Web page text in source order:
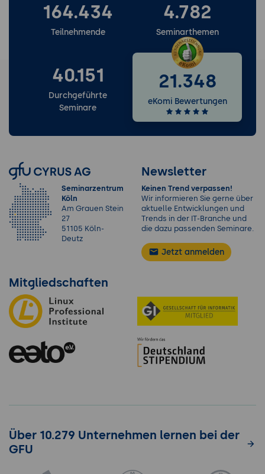
164.434
Teilnehmende
4.782
Seminarthemen
40.151
Durchgeführte
Seminare
21.348
eKomi Bewertungen
Seminarzentrum
Köln
Am Grauen Stein
27
51105 Köln-
Deutz
Newsletter
Keinen Trend verpassen!
Wir informieren Sie gerne über
aktuelle Entwicklungen und
Trends in der IT-Branche und
die dazu passenden Seminare.
Jetzt anmelden
Mitgliedschaften
Über 10.279 Unternehmen lernen bei der
GFU